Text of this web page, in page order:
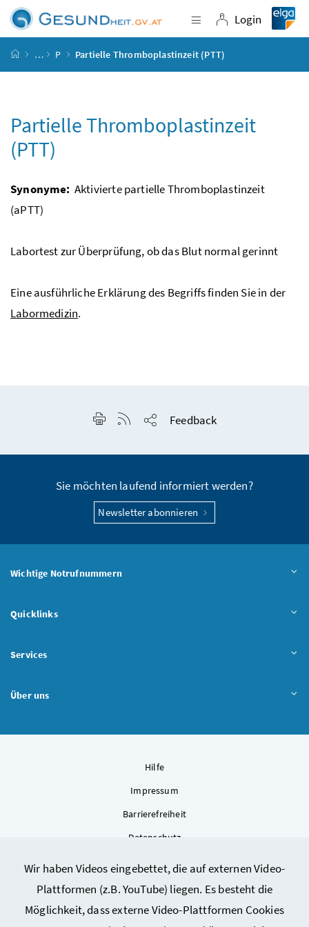
Zum Inhalt
Zum Hauptmenü
Zum Untermenü
Zur Suche
Wir haben Videos eingebettet, die auf externen Video-
Plattformen (z.B. YouTube) liegen. Es besteht die
Möglichkeit, dass externe Video-Plattformen Cookies
Navigation
Login
Login
Startseite
… P Partielle Thromboplastinzeit (PTT)
Partielle Thromboplastinzeit
(PTT)
Synonyme: Aktivierte partielle Thromboplastinzeit
(aPTT)
Labortest zur Überprüfung, ob das Blut normal gerinnt
Eine ausführliche Erklärung des Begriffs finden Sie in der
Labormedizin.
Seite drucken
RSS-Feed anzeigen
Feedback
Sie möchten laufend informiert werden?
Newsletter abonnieren
Wichtige Notrufnummern
Quicklinks
Services
Über uns
Hilfe
Impressum
Barrierefreiheit
Datenschutz
Sitemap
Cookie-Einstellungen